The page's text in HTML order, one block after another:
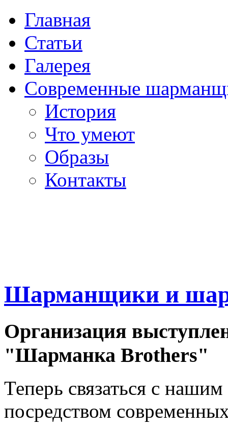
Главная
Статьи
Галерея
Современные
История
Что умеют
Образы
Контакты
Шарманщики и
Организация
"Шарманка Brothers"
Теперь связаться с
посредством